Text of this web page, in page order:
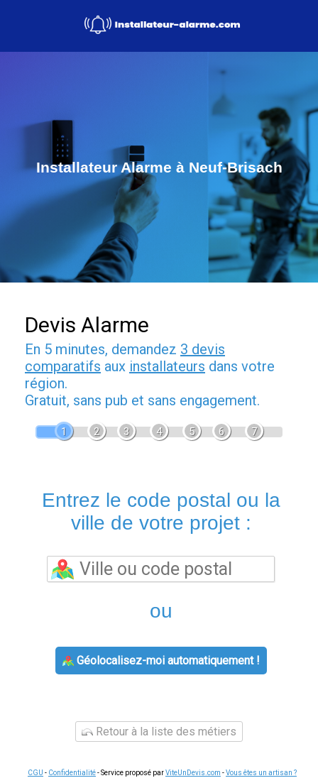
Installateur Alarme à Neuf-Brisach
Devis Alarme
En 5 minutes, demandez 3 devis
comparatifs aux installateurs dans votre
région.
Gratuit, sans pub et sans engagement.
1 2 3 4 5 6 7
Entrez le code postal ou la
ville de votre projet :
ou
Géolocalisez-moi automatiquement !
Retour à la liste des métiers
CGU - Confidentialité- Service proposé parViteUnDevis.com -Vous êtes un artisan ?